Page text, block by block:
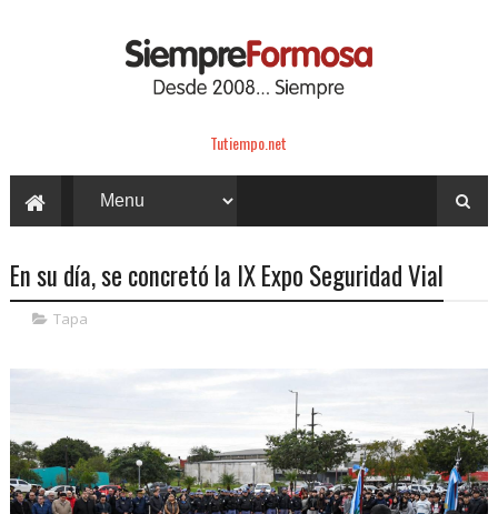
Tutiempo.net
En su día, se concretó la IX Expo Seguridad Vial
Tapa